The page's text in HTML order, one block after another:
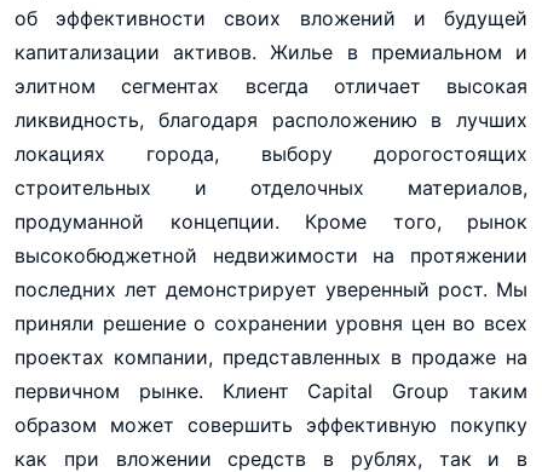
об эффективности своих вложений и будущей
капитализации активов. Жилье в премиальном и
элитном сегментах всегда отличает высокая
ликвидность, благодаря расположению в лучших
локациях города, выбору дорогостоящих
строительных и отделочных материалов,
продуманной концепции. Кроме того, рынок
высокобюджетной недвижимости на протяжении
последних лет демонстрирует уверенный рост. Мы
приняли решение о сохранении уровня цен во всех
проектах компании, представленных в продаже на
первичном рынке. Клиент Capital Group таким
образом может совершить эффективную покупку
как при вложении средств в рублях, так и в